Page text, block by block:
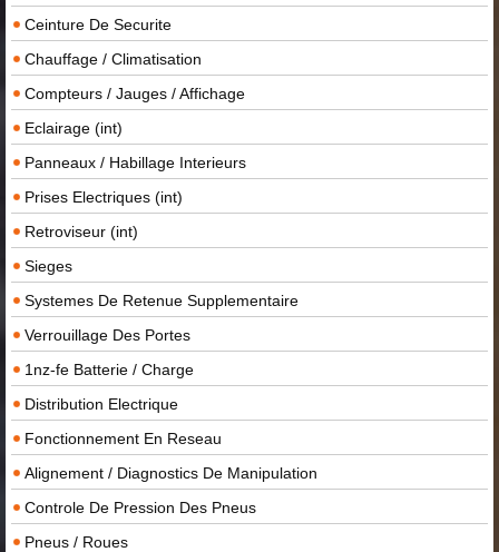
Ceinture De Securite
Chauffage / Climatisation
Compteurs / Jauges / Affichage
Eclairage (int)
Panneaux / Habillage Interieurs
Prises Electriques (int)
Retroviseur (int)
Sieges
Systemes De Retenue Supplementaire
Verrouillage Des Portes
1nz-fe Batterie / Charge
Distribution Electrique
Fonctionnement En Reseau
Alignement / Diagnostics De Manipulation
Controle De Pression Des Pneus
Pneus / Roues